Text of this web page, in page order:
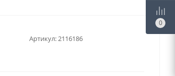
Артикул: 2116186
0